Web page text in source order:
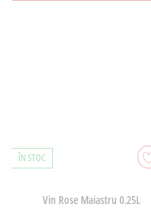
ÎN STOC
Vin Rose Maiastru 0.25L